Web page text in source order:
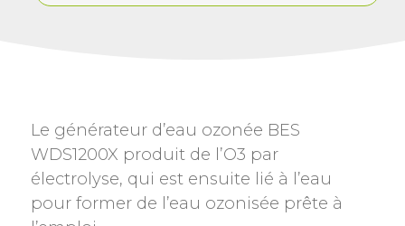
Le générateur d’eau ozonée BES
WDS1200X produit de l’O3 par
électrolyse, qui est ensuite lié à l’eau
pour former de l’eau ozonisée prête à